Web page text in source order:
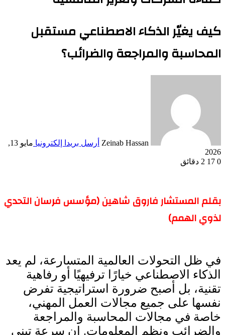
كيف يغيّر الذكاء الاصطناعي مستقبل
المحاسبة والمراجعة والضرائب؟
Zeinab Hassan أرسل بريدا إلكترونيا
مايو 13,
2026
0
2 دقائق
بقلم المستشار فاروق شاهين(مؤسس فرسان التحدي
لذوي الهمم)
في ظل التحولات العالمية المتسارعة، لم يعد
الذكاء الاصطناعي خيارًا ترفيهيًا أو رفاهية
تقنية، بل أصبح ضرورة استراتيجية تفرض
نفسها على جميع مجالات العمل المهني،
خاصة في مجالات المحاسبة والمراجعة
والضرائب ونظم المعلومات. إن سرعة تبني